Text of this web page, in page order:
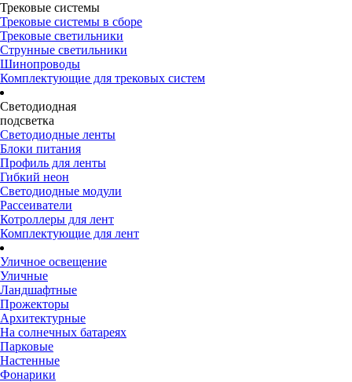
Трековые системы
Трековые системы в сборе
Трековые светильники
Струнные светильники
Шинопроводы
Комплектующие для трековых систем
Светодиодная
подсветка
Светодиодные ленты
Блоки питания
Профиль для ленты
Гибкий неон
Светодиодные модули
Рассеиватели
Котроллеры для лент
Комплектующие для лент
Уличное освещение
Уличные
Ландшафтные
Прожекторы
Архитектурные
На солнечных батареях
Парковые
Настенные
Фонарики